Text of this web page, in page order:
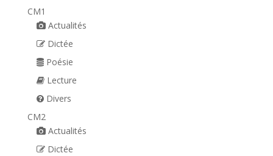
CM1
Actualités
Dictée
Poésie
Lecture
Divers
CM2
Actualités
Dictée